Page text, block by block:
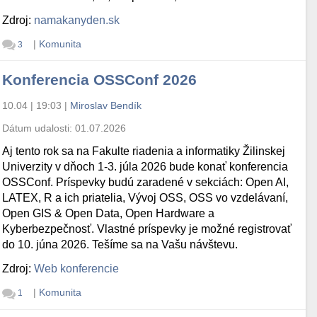
Zdroj: namakanyden.sk
3 | Komunita
Konferencia OSSConf 2026
10.04 | 19:03 | Miroslav Bendík
Dátum udalosti:01.07.2026
Aj tento rok sa na Fakulte riadenia a informatiky Žilinskej
Univerzity v dňoch 1-3. júla 2026 bude konať konferencia
OSSConf. Príspevky budú zaradené v sekciách: Open AI,
LATEX, R a ich priatelia, Vývoj OSS, OSS vo vzdelávaní,
Open GIS & Open Data, Open Hardware a
Kyberbezpečnosť. Vlastné príspevky je možné registrovať
do 10. júna 2026. Tešíme sa na Vašu návštevu.
Zdroj:Web konferencie
1 | Komunita